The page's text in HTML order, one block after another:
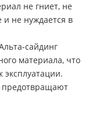
не гниет, не
и не нуждается в
сайдинг
материала, что
эксплуатации.
предотвращают